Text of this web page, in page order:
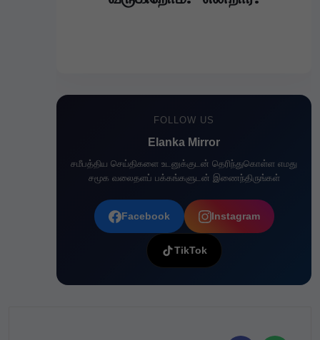
FOLLOW US
Elanka Mirror
சமீபத்திய செய்திகளை உடனுக்குடன் தெரிந்துகொள்ள எமது
சமூக வலைதளப் பக்கங்களுடன் இணைந்திருங்கள்
Facebook Instagram
TikTok